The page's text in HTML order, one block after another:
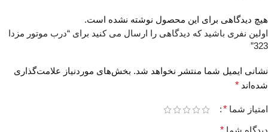
هیچ دیدگاهی برای این محصول نوشته نشده است.
اولین نفری باشید که دیدگاهی را ارسال می کنید برای “درب موتور مزدا
323”
نشانی ایمیل شما منتشر نخواهد شد. بخش‌های موردنیاز علامت‌گذاری
شده‌اند *
امتیاز شما *
دیدگاه شما *